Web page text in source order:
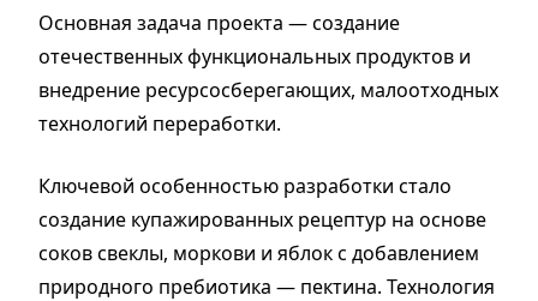
Основная задача проекта — создание
отечественных функциональных продуктов и
внедрение ресурсосберегающих, малоотходных
технологий переработки.
Ключевой особенностью разработки стало
создание купажированных рецептур на основе
соков свеклы, моркови и яблок с добавлением
природного пребиотика — пектина. Технология